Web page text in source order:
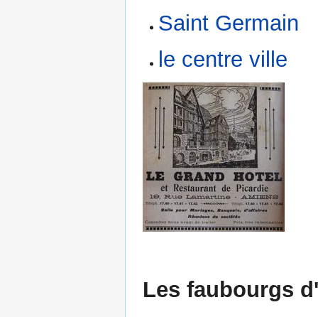
Saint Germain
le centre ville
Les faubourgs